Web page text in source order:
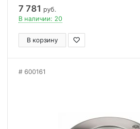
7 781 руб.
В наличии: 20
В корзину
600161